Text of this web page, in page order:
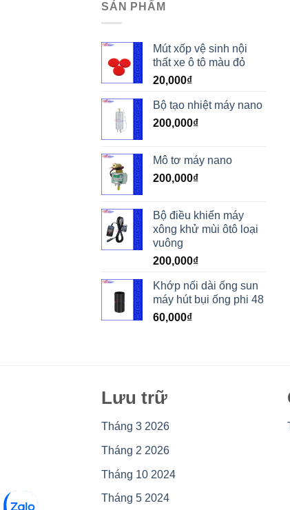
SẢN PHẨM
Mút xốp vệ sinh nội
thất xe ô tô màu đỏ
20,000₫
Bộ tạo nhiệt máy nano
200,000₫
Mô tơ máy nano
200,000₫
Bộ điều khiển máy
xông khử mùi ôtô loại
vuông
200,000₫
Khớp nối dài ống sun
máy hút bụi ống phi 48
60,000₫
Lưu trữ
Tháng 3 2026
Tháng 2 2026
Tháng 10 2024
Tháng 5 2024